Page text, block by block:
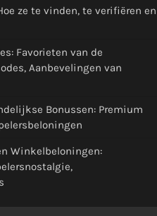
ze te vinden, te verifiëren en
Favorieten van de
Aanbevelingen van
Bonussen: Premium
Winkelbeloningen: